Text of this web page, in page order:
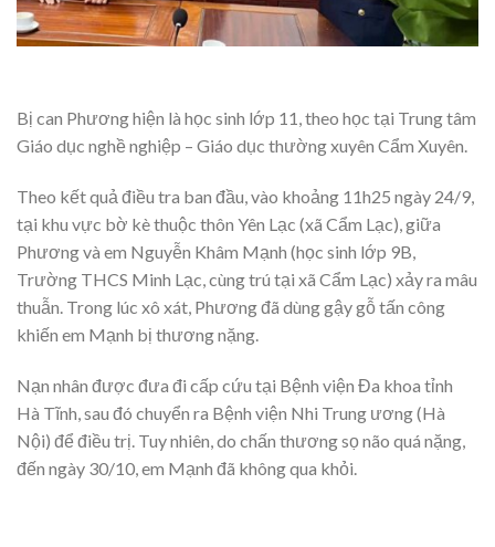
Bị can Phương hiện là học sinh lớp 11, theo học tại Trung tâm
Giáo dục nghề nghiệp – Giáo dục thường xuyên Cẩm Xuyên.
Theo kết quả điều tra ban đầu, vào khoảng 11h25 ngày 24/9,
tại khu vực bờ kè thuộc thôn Yên Lạc (xã Cẩm Lạc), giữa
Phương và em Nguyễn Khâm Mạnh (học sinh lớp 9B,
Trường THCS Minh Lạc, cùng trú tại xã Cẩm Lạc) xảy ra mâu
thuẫn. Trong lúc xô xát, Phương đã dùng gậy gỗ tấn công
khiến em Mạnh bị thương nặng.
Nạn nhân được đưa đi cấp cứu tại Bệnh viện Đa khoa tỉnh
Hà Tĩnh, sau đó chuyển ra Bệnh viện Nhi Trung ương (Hà
Nội) để điều trị. Tuy nhiên, do chấn thương sọ não quá nặng,
đến ngày 30/10, em Mạnh đã không qua khỏi.